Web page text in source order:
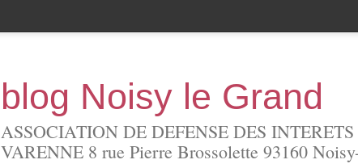
blog Noisy le Grand
ASSOCIATION DE DEFENSE DES
VARENNE 8 rue Pierre Brossolette 93160